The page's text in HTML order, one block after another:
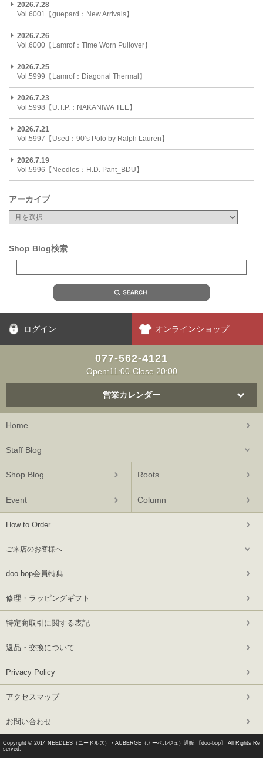
2026.7.28
Vol.6001【guepard：New Arrivals】
2026.7.26
Vol.6000【Lamrof：Time Worn Pullover】
2026.7.25
Vol.5999【Lamrof：Diagonal Thermal】
2026.7.23
Vol.5998【U.T.P.：NAKANIWA TEE】
2026.7.21
Vol.5997【Used：90’s Polo by Ralph Lauren】
2026.7.19
Vol.5996【Needles：H.D. Pant_BDU】
アーカイブ
Shop Blog検索
ログイン オンラインショップ
077-562-4121
Open:11:00-Close 20:00
営業カレンダー
Home
Staff Blog
Shop Blog Roots
Event Column
How to Order
ご来店のお客様へ
doo-bop会員特典
修理・ラッピングギフト
特定商取引に関する表記
返品・交換について
Privacy Policy
アクセスマップ
お問い合わせ
Copyright © 2014 NEEDLES（ニードルズ）・AUBERGE（オーベルジュ）通販 【doo-bop】
All Rights Re
served.